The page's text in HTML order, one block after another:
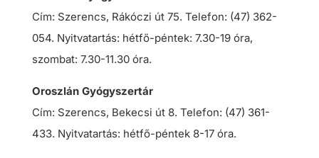
Cím: Szerencs, Rákóczi út 75. Telefon: (47) 362-
054. Nyitvatartás: hétfő-péntek: 7.30-19 óra,
szombat: 7.30-11.30 óra.
Oroszlán Gyógyszertár
Cím: Szerencs, Bekecsi út 8. Telefon: (47) 361-
433. Nyitvatartás: hétfő-péntek 8-17 óra.